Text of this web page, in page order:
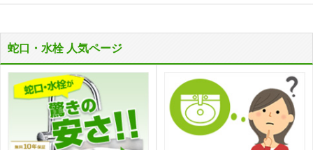
蛇口・水栓 人気ページ